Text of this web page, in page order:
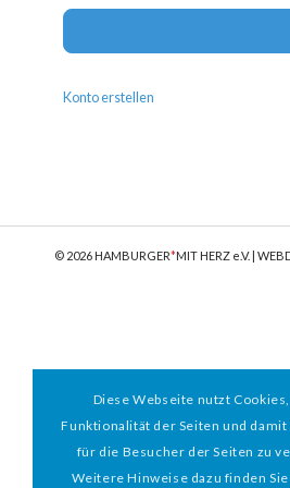
Konto erstellen
© 2026 HAMBURGER*MIT HERZ e.V. |
Diese Webseite nutzt
Funktionalität der Seiten und damit
für die Besucher der Seiten zu
Weitere Hinweise dazu finden